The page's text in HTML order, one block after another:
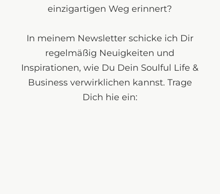
einzigartigen Weg erinnert?
In meinem Newsletter schicke ich Dir
regelmäßig Neuigkeiten und
Inspirationen, wie Du Dein Soulful Life &
Business verwirklichen kannst. Trage
Dich hie ein: